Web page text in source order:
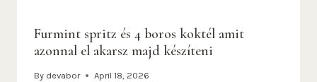
Furmint spritz és 4 boros koktél amit
azonnal el akarsz majd készíteni
By devabor April 18, 2026